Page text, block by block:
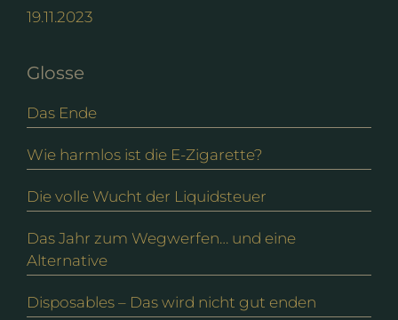
19.11.2023
Glosse
Das Ende
Wie harmlos ist die E-Zigarette?
Die volle Wucht der Liquidsteuer
Das Jahr zum Wegwerfen… und eine
Alternative
Disposables – Das wird nicht gut enden